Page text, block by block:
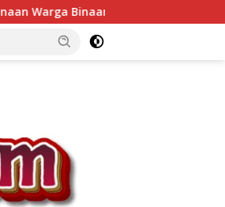
Sekadar Menjaga Keamanan,